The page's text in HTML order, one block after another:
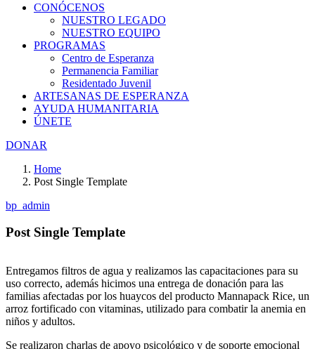
CONÓCENOS
NUESTRO LEGADO
NUESTRO EQUIPO
PROGRAMAS
Centro de Esperanza
Permanencia Familiar
Residentado Juvenil
ARTESANAS DE ESPERANZA
AYUDA HUMANITARIA
ÚNETE
DONAR
Home
Post Single Template
bp_admin
Post Single Template
Entregamos filtros de agua y realizamos las capacitaciones para su
uso correcto, además hicimos una entrega de donación para las
familias afectadas por los huaycos del producto Mannapack Rice, un
arroz fortificado con vitaminas, utilizado para combatir la anemia en
niños y adultos.
Se realizaron charlas de apoyo psicológico y de soporte emocional